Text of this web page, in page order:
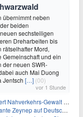
übernimmt neben
beiden
sechsteiligen
Dreharbeiten bis
rätselhafter Mord,
Gemeinschaft und ein
der neuen SWR-
auch Mai Duong
Jentsch […] (00)
vor 1 Stunde
Gewalt und Soldatinnen
auf Deutschlandreise